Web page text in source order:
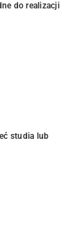
do realizacji
studia lub